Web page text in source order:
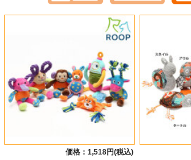
価格：1,518円(税込)